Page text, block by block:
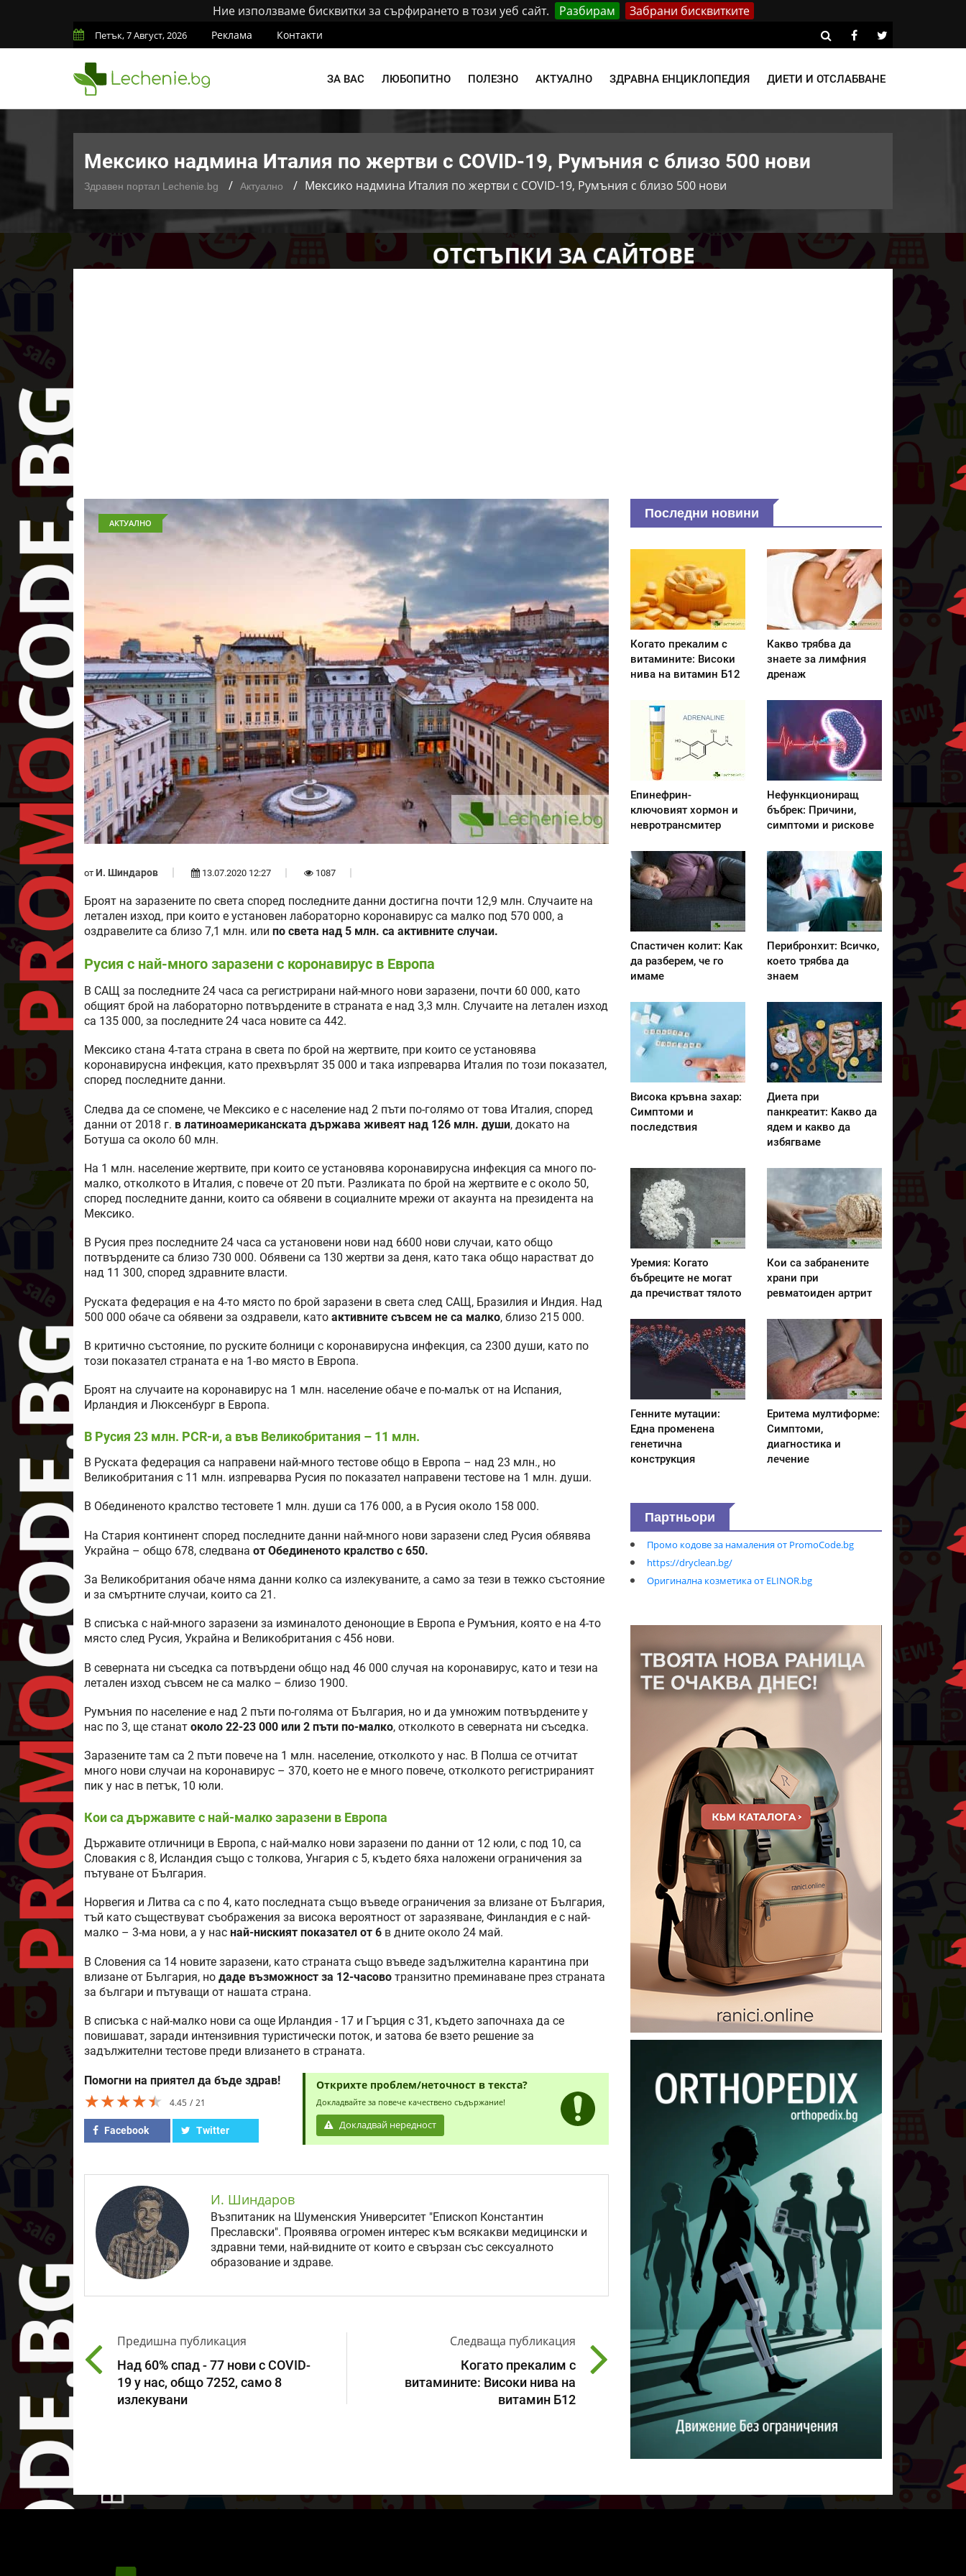
Ние използваме бисквитки за сърфирането в този уеб сайт. Разбирам Забрани бисквитките
Петък, 7 Август, 2026 Реклама Контакти
ЗА ВАС ЛЮБОПИТНО ПОЛЕЗНО АКТУАЛНО ЗДРАВНА ЕНЦИКЛОПЕДИЯ ДИЕТИ И ОТСЛАБВАНЕ
Мексико надмина Италия по жертви с COVID-19, Румъния с близо 500 нови
Здравен портал Lechenie.bg Актуално Мексико надмина Италия по жертви с COVID-19, Румъния с близо 500 нови
АКТУАЛНО
от И. Шиндаров 13.07.2020 12:27 1087
Броят на заразените по света според последните данни достигна почти 12,9 млн. Случаите на
летален изход, при които е установен лабораторно коронавирус са малко под 570 000, а
оздравелите са близо 7,1 млн. или по света над 5 млн. са активните случаи.
Русия с най-много заразени с коронавирус в Европа
В САЩ за последните 24 часа са регистрирани най-много нови заразени, почти 60 000, като
общият брой на лабораторно потвърдените в страната е над 3,3 млн. Случаите на летален изход
са 135 000, за последните 24 часа новите са 442.
Мексико стана 4-тата страна в света по брой на жертвите, при които се установява
коронавирусна инфекция, като прехвърлят 35 000 и така изпреварва Италия по този показател,
според последните данни.
Следва да се спомене, че Мексико е с население над 2 пъти по-голямо от това Италия, според
данни от 2018 г. в латиноамериканската държава живеят над 126 млн. души, докато на
Ботуша са около 60 млн.
На 1 млн. население жертвите, при които се установява коронавирусна инфекция са много по-
малко, отколкото в Италия, с повече от 20 пъти. Разликата по брой на жертвите е с около 50,
според последните данни, които са обявени в социалните мрежи от акаунта на президента на
Мексико.
В Русия през последните 24 часа са установени нови над 6600 нови случаи, като общо
потвърдените са близо 730 000. Обявени са 130 жертви за деня, като така общо нарастват до
над 11 300, според здравните власти.
Руската федерация е на 4-то място по брой заразени в света след САЩ, Бразилия и Индия. Над
500 000 обаче са обявени за оздравели, като активните съвсем не са малко, близо 215 000.
В критично състояние, по руските болници с коронавирусна инфекция, са 2300 души, като по
този показател страната е на 1-во място в Европа.
Броят на случаите на коронавирус на 1 млн. население обаче е по-малък от на Испания,
Ирландия и Люксенбург в Европа.
В Русия 23 млн. PCR-и, а във Великобритания – 11 млн.
В Руската федерация са направени най-много тестове общо в Европа – над 23 млн., но
Великобритания с 11 млн. изпреварва Русия по показател направени тестове на 1 млн. души.
В Обединеното кралство тестовете 1 млн. души са 176 000, а в Русия около 158 000.
На Стария континент според последните данни най-много нови заразени след Русия обявява
Украйна – общо 678, следвана от Обединеното кралство с 650.
За Великобритания обаче няма данни колко са излекуваните, а само за тези в тежко състояние
и за смъртните случаи, които са 21.
В списъка с най-много заразени за изминалото денонощие в Европа е Румъния, която е на 4-то
място след Русия, Украйна и Великобритания с 456 нови.
В северната ни съседка са потвърдени общо над 46 000 случая на коронавирус, като и тези на
летален изход съвсем не са малко – близо 1900.
Румъния по население е над 2 пъти по-голяма от България, но и да умножим потвърдените у
нас по 3, ще станат около 22-23 000 или 2 пъти по-малко, отколкото в северната ни съседка.
Заразените там са 2 пъти повече на 1 млн. население, отколкото у нас. В Полша се отчитат
много нови случаи на коронавирус – 370, което не е много повече, отколкото регистрираният
пик у нас в петък, 10 юли.
Кои са държавите с най-малко заразени в Европа
Държавите отличници в Европа, с най-малко нови заразени по данни от 12 юли, с под 10, са
Словакия с 8, Исландия също с толкова, Унгария с 5, където бяха наложени ограничения за
пътуване от България.
Норвегия и Литва са с по 4, като последната също въведе ограничения за влизане от България,
тъй като съществуват съображения за висока вероятност от заразяване, Финландия е с най-
малко – 3-ма нови, а у нас най-ниският показател от 6 в дните около 24 май.
В Словения са 14 новите заразени, като страната също въведе задължителна карантина при
влизане от България, но даде възможност за 12-часово транзитно преминаване през страната
за българи и пътуващи от нашата страна.
В списъка с най-малко нови са още Ирландия - 17 и Гърция с 31, където започнаха да се
повишават, заради интензивния туристически поток, и затова бе взето решение за
задължителни тестове преди влизането в страната.
Помогни на приятел да бъде здрав!
★★★★★
★★★★★
★★★★★ 4.45 21
Facebook Twitter
Открихте проблем/неточност в текста?
Докладвайте за повече качествено съдържание!
Докладвай нередност
И. Шиндаров
Възпитаник на Шуменския Университет "Епископ Константин
Преславски". Проявява огромен интерес към всякакви медицински и
здравни теми, най-видните от които е свързан със сексуалното
образование и здраве.
Предишна публикация
Над 60% спад - 77 нови с COVID-
19 у нас, общо 7252, само 8
излекувани
Следваща публикация
Когато прекалим с
витамините: Високи нива на
витамин Б12
Последни новини
Когато прекалим с
витамините: Високи
нива на витамин Б12
Какво трябва да
знаете за лимфния
дренаж
Епинефрин-
ключовият хормон и
невротрансмитер
Нефункциониращ
бъбрек: Причини,
симптоми и рискове
Спастичен колит: Как
да разберем, че го
имаме
Перибронхит: Всичко,
което трябва да
знаем
Висока кръвна захар:
Симптоми и
последствия
Диета при
панкреатит: Kакво да
ядем и какво да
избягваме
Уремия: Когато
бъбреците не могат
да пречистват тялото
Кои са забранените
храни при
ревматоиден артрит
Генните мутации:
Една променена
генетична
конструкция
Еритема мултиформе:
Симптоми,
диагностика и
лечение
Партньори
Промо кодове за намаления от PromoCode.bg
https://dryclean.bg/
Оригинална козметика от ELINOR.bg